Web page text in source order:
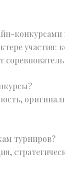
турниров?